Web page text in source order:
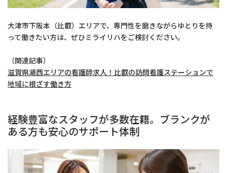
大津市下阪本（比叡）エリアで、専門性を磨きながらゆとりを持
って働きたい方は、ぜひミライリハをご検討ください。
（関連記事）
滋賀県湖西エリアの看護師求人！比叡の訪問看護ステーションで
地域に根ざす働き方
経験豊富なスタッフが多数在籍。ブランクが
ある方も安心のサポート体制